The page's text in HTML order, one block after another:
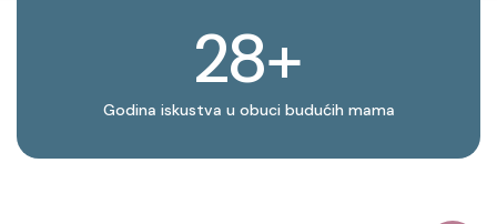
28+
Godina iskustva u obuci budućih mama